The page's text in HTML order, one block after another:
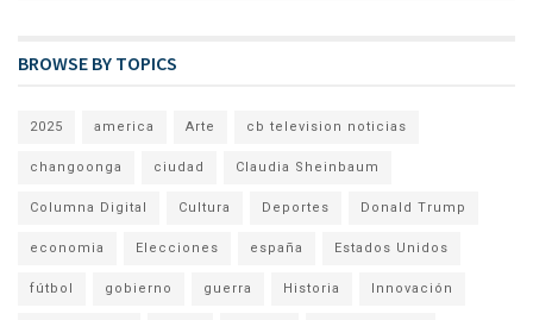
BROWSE BY TOPICS
2025 america Arte cb television noticias
changoonga ciudad Claudia Sheinbaum
Columna Digital Cultura Deportes Donald Trump
economia Elecciones españa Estados Unidos
fútbol gobierno guerra Historia Innovación